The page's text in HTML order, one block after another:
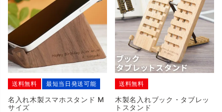
送料無料 最短当日発送可能
名入れ木製スマホスタンド M
サイズ
送料無料
木製名入れブック・タブレッ
トスタンド